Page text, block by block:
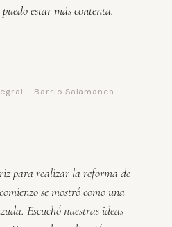
estar más contenta.
- Barrio Salamanca.
para realizar la reforma de
se mostró como una
Escuchó nuestras ideas